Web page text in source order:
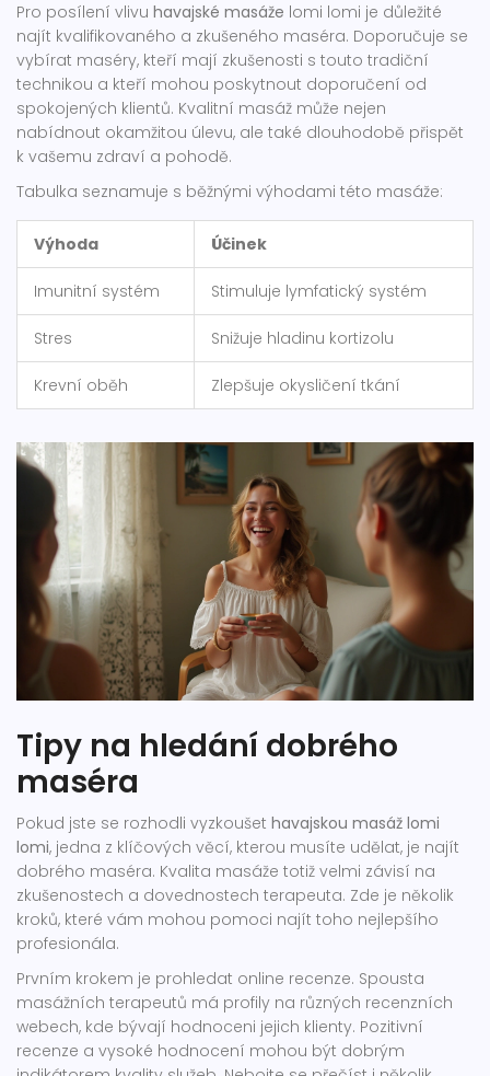
Pro posílení vlivu havajské masáže lomi lomi je důležité
najít kvalifikovaného a zkušeného maséra. Doporučuje se
vybírat maséry, kteří mají zkušenosti s touto tradiční
technikou a kteří mohou poskytnout doporučení od
spokojených klientů. Kvalitní masáž může nejen
nabídnout okamžitou úlevu, ale také dlouhodobě přispět
k vašemu zdraví a pohodě.
Tabulka seznamuje s běžnými výhodami této masáže:
Výhoda Účinek
Imunitní systém Stimuluje lymfatický systém
Stres Snižuje hladinu kortizolu
Krevní oběh Zlepšuje okysličení tkání
Tipy na hledání dobrého
maséra
Pokud jste se rozhodli vyzkoušet havajskou masáž lomi
lomi, jedna z klíčových věcí, kterou musíte udělat, je najít
dobrého maséra. Kvalita masáže totiž velmi závisí na
zkušenostech a dovednostech terapeuta. Zde je několik
kroků, které vám mohou pomoci najít toho nejlepšího
profesionála.
Prvním krokem je prohledat online recenze. Spousta
masážních terapeutů má profily na různých recenzních
webech, kde bývají hodnoceni jejich klienty. Pozitivní
recenze a vysoké hodnocení mohou být dobrým